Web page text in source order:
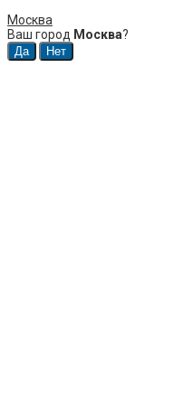
Москва
Ваш город Москва?